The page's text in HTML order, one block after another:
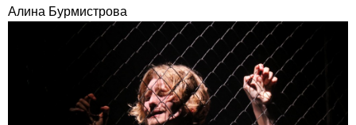
Алина Бурмистрова